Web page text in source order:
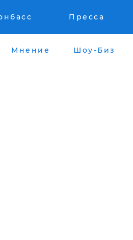
Пресса
Мнение Шоу-Биз